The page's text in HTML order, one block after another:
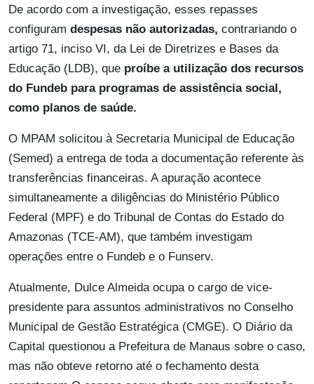
De acordo com a investigação, esses repasses
configuram despesas não autorizadas, contrariando o
artigo 71, inciso VI, da Lei de Diretrizes e Bases da
Educação (LDB), que proíbe a utilização dos recursos
do Fundeb para programas de assistência social,
como planos de saúde.
O MPAM solicitou à Secretaria Municipal de Educação
(Semed) a entrega de toda a documentação referente às
transferências financeiras. A apuração acontece
simultaneamente a diligências do Ministério Público
Federal (MPF) e do Tribunal de Contas do Estado do
Amazonas (TCE-AM), que também investigam
operações entre o Fundeb e o Funserv.
Atualmente, Dulce Almeida ocupa o cargo de vice-
presidente para assuntos administrativos no Conselho
Municipal de Gestão Estratégica (CMGE). O Diário da
Capital questionou a Prefeitura de Manaus sobre o caso,
mas não obteve retorno até o fechamento desta